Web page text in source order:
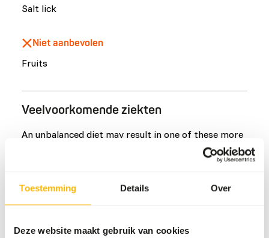
Toestemming Details Over
Deze website maakt gebruik van cookies
Salt lick
Niet aanbevolen
Fruits
Veelvoorkomende ziekten
An unbalanced diet may result in one of these more
Intestinal worms
Rumen acidosis
Bovine viral diarrhea